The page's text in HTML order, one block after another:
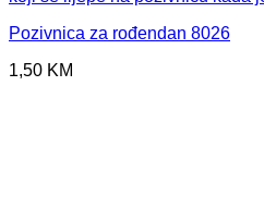
Pozivnica za rođendan 8026
1,50 KM